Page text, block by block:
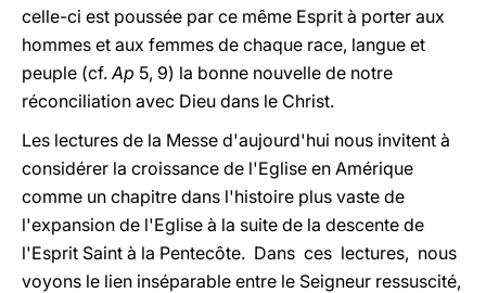
celle-ci est poussée par ce même Esprit à porter aux
hommes et aux femmes de chaque race, langue et
peuple (cf.Ap 5, 9) la bonne nouvelle de notre
réconciliation avec Dieu dans le Christ.
Les lectures de la Messe d'aujourd'hui nous invitent à
considérer la croissance de l'Eglise en Amérique
comme un chapitre dans l'histoire plus vaste de
l'expansion de l'Eglise à la suite de la descente de
l'Esprit Saint à la Pentecôte. Dans ces lectures, nous
voyons le lien inséparable entre le Seigneur ressuscité,